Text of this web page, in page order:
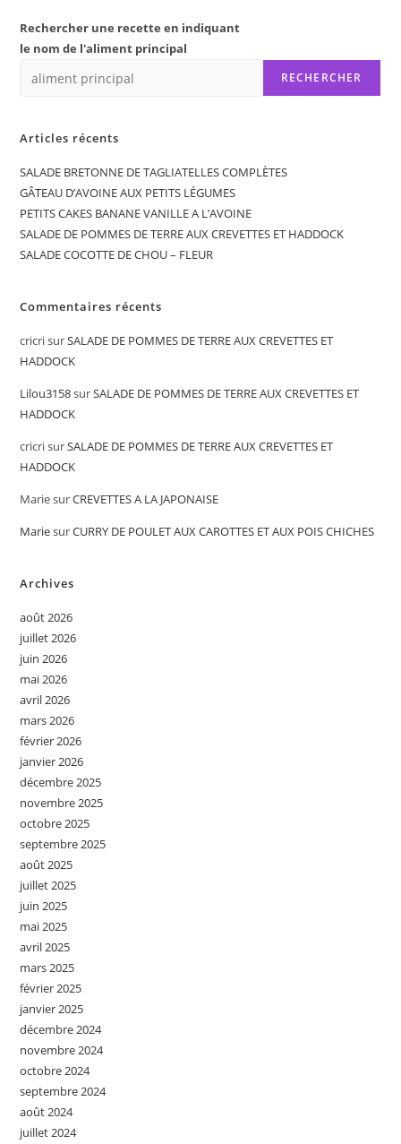
Rechercher une recette en indiquant
le nom de l'aliment principal
RECHERCHER
Articles récents
SALADE BRETONNE DE TAGLIATELLES COMPLÈTES
GÂTEAU D’AVOINE AUX PETITS LÉGUMES
PETITS CAKES BANANE VANILLE A L’AVOINE
SALADE DE POMMES DE TERRE AUX CREVETTES ET HADDOCK
SALADE COCOTTE DE CHOU – FLEUR
Commentaires récents
cricrisurSALADE DE POMMES DE TERRE AUX CREVETTES ET
HADDOCK
Lilou3158surSALADE DE POMMES DE TERRE AUX CREVETTES ET
HADDOCK
cricrisurSALADE DE POMMES DE TERRE AUX CREVETTES ET
HADDOCK
MariesurCREVETTES A LA JAPONAISE
MariesurCURRY DE POULET AUX CAROTTES ET AUX POIS CHICHES
Archives
août 2026
juillet 2026
juin 2026
mai 2026
avril 2026
mars 2026
février 2026
janvier 2026
décembre 2025
novembre 2025
octobre 2025
septembre 2025
août 2025
juillet 2025
juin 2025
mai 2025
avril 2025
mars 2025
février 2025
janvier 2025
décembre 2024
novembre 2024
octobre 2024
septembre 2024
août 2024
juillet 2024